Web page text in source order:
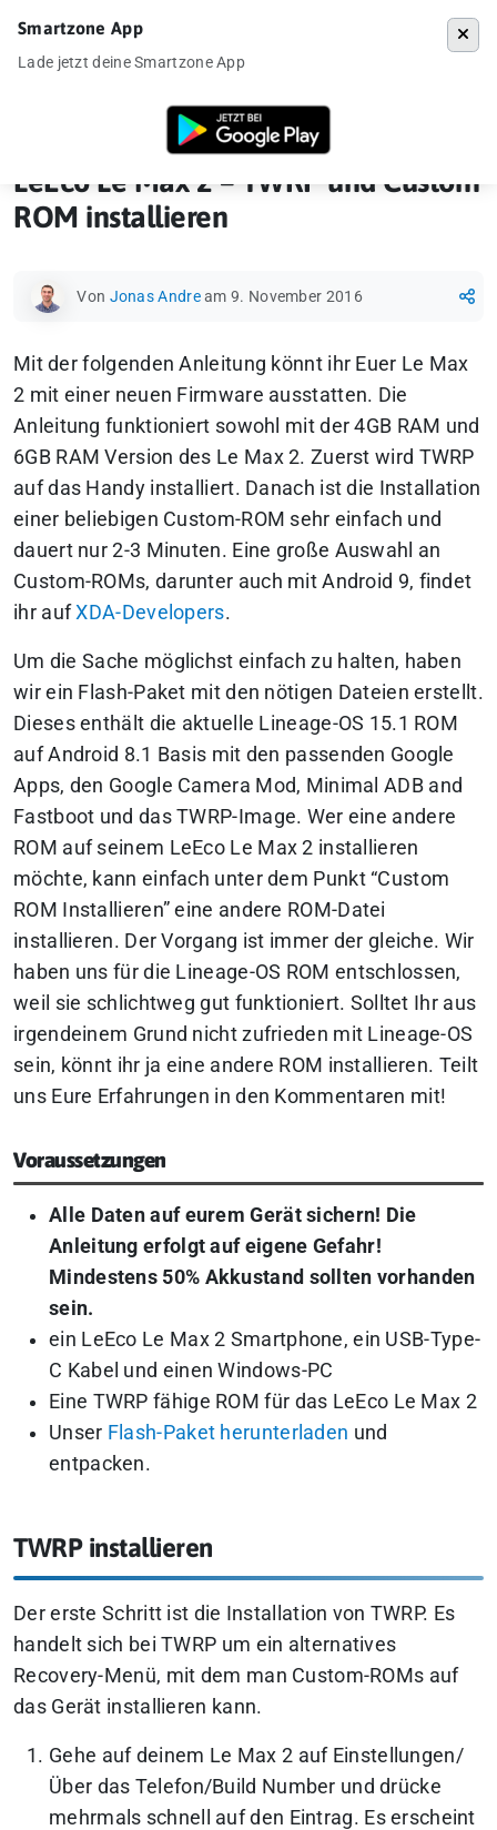
LeEco Le Max 2 – TWRP und Custom ROM
LeEco Le Max 2 – TWRP und Custom
ROM installieren
Von Jonas Andream 9. November 2016
Mit der folgenden Anleitung könnt ihr Euer Le Max
2 mit einer neuen Firmware ausstatten. Die
Anleitung funktioniert sowohl mit der 4GB RAM und
6GB RAM Version des Le Max 2. Zuerst wird TWRP
auf das Handy installiert. Danach ist die Installation
einer beliebigen Custom-ROM sehr einfach und
dauert nur 2-3 Minuten. Eine große Auswahl an
Custom-ROMs, darunter auch mit Android 9, findet
ihr aufXDA-Developers.
Um die Sache möglichst einfach zu halten, haben
wir ein Flash-Paket mit den nötigen Dateien erstellt.
Dieses enthält die aktuelle Lineage-OS 15.1 ROM
auf Android 8.1 Basis mit den passenden Google
Apps, den Google Camera Mod, Minimal ADB and
Fastboot und das TWRP-Image. Wer eine andere
ROM auf seinem LeEco Le Max 2 installieren
möchte, kann einfach unter dem Punkt “Custom
ROM Installieren” eine andere ROM-Datei
installieren. Der Vorgang ist immer der gleiche. Wir
haben uns für die Lineage-OS ROM entschlossen,
weil sie schlichtweg gut funktioniert. Solltet Ihr aus
irgendeinem Grund nicht zufrieden mit Lineage-OS
sein, könnt ihr ja eine andere ROM installieren. Teilt
uns Eure Erfahrungen in den Kommentaren mit!
Voraussetzungen
Alle Daten auf eurem Gerät sichern! Die
Anleitung erfolgt auf eigene Gefahr!
Mindestens 50% Akkustand sollten vorhanden
sein.
ein LeEco Le Max 2 Smartphone, ein USB-Type-
C Kabel und einen Windows-PC
Eine TWRP fähige ROM für das LeEco Le Max 2
Unser Flash-Paket herunterladen und
entpacken.
TWRP installieren
Der erste Schritt ist die Installation von TWRP. Es
handelt sich bei TWRP um ein alternatives
Recovery-Menü, mit dem man Custom-ROMs auf
das Gerät installieren kann.
Gehe auf deinem Le Max 2 auf Einstellungen/
Über das Telefon/Build Number und drücke
mehrmals schnell auf den Eintrag. Es erscheint
Smartzone App
Lade jetzt deine Smartzone App